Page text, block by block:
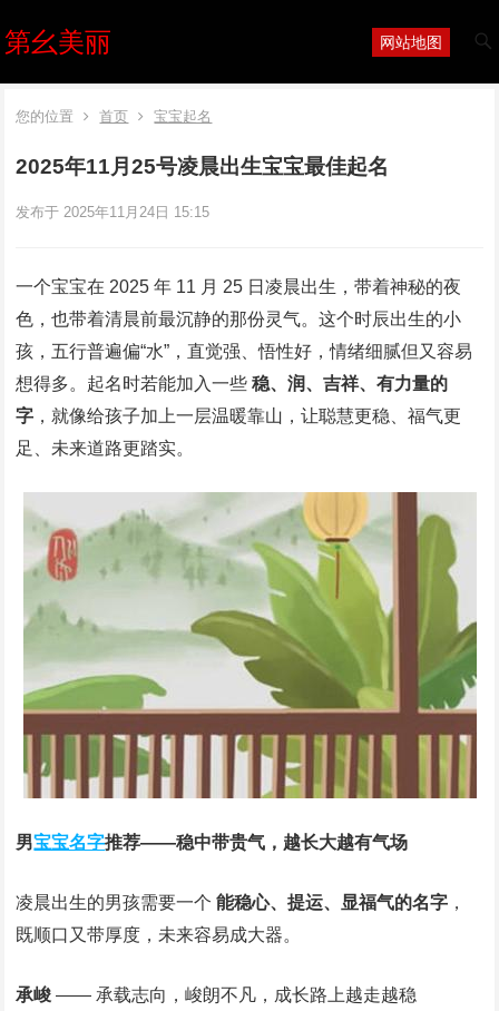
第幺美丽 网站地图
您的位置 首页 宝宝起名
2025年11月25号凌晨出生宝宝最佳起名
发布于 2025年11月24日 15:15
一个宝宝在 2025 年 11 月 25 日凌晨出生，带着神秘的夜
色，也带着清晨前最沉静的那份灵气。这个时辰出生的小
孩，五行普遍偏“水”，直觉强、悟性好，情绪细腻但又容易
想得多。起名时若能加入一些稳、润、吉祥、有力量的
字 ，就像给孩子加上一层温暖靠山，让聪慧更稳、福气更
足、未来道路更踏实。
男宝宝名字推荐——稳中带贵气，越长大越有气场
凌晨出生的男孩需要一个能稳心、提运、显福气的名字 ，
既顺口又带厚度，未来容易成大器。
承峻 —— 承载志向，峻朗不凡，成长路上越走越稳